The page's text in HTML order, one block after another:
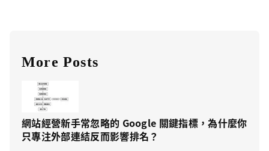
More Posts
網站經營新手常忽略的 Google 關鍵指標，為什麼你
只專注外部連結反而影響排名？